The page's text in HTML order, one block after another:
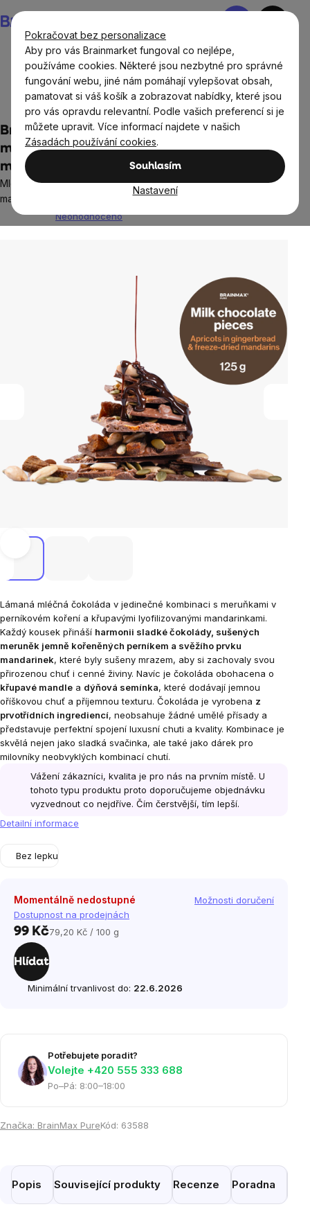
Pokračovat bez personalizace
Aby pro vás Brainmarket fungoval co nejlépe,
používáme cookies. Některé jsou nezbytné pro správné
fungování webu, jiné nám pomáhají vylepšovat obsah,
pamatovat si váš košík a zobrazovat nabídky, které jsou
pro vás opravdu relevantní. Podle vašich preferencí si je
můžete upravit. Více informací najdete v našich
Zásadách používání cookies.
Souhlasím
Nastavení
na
obsah
Nákupní
BrainMax® Potraviny
Sladké snacky a slané krekry
Čokoláda a sladkosti
BrainMax Pure® Lámaná čokoláda mléčná,
meruňky v perníku a lyofilizované
mandarinky, 125 g
Mléčná čokoláda obohacena o meruňky a mrazem sušené
mandarinky
Neohodnoceno
Lámaná mléčná čokoláda v jedinečné kombinaci s meruňkami v
perníkovém koření a křupavými lyofilizovanými mandarinkami.
Každý kousek přináší harmonii sladké čokolády, sušených
meruněk jemně kořeněných perníkem a svěžího prvku
mandarinek, které byly sušeny mrazem, aby si zachovaly svou
přirozenou chuť i cenné živiny. Navíc je čokoláda obohacena o
křupavé mandle a dýňová semínka, které dodávají jemnou
oříškovou chuť a příjemnou texturu. Čokoláda je vyrobena z
prvotřídních ingrediencí, neobsahuje žádné umělé přísady a
představuje perfektní spojení luxusní chuti a kvality. Kombinace je
skvělá nejen jako sladká svačinka, ale také jako dárek pro
milovníky neobvyklých kombinací chutí.
Vážení zákazníci, kvalita je pro nás na prvním místě. U
tohoto typu produktu proto doporučujeme objednávku
vyzvednout co nejdříve. Čím čerstvější, tím lepší.
Detailní informace
Bez lepku
Momentálně nedostupné
Dostupnost na prodejnách
Možnosti doručení
99 KčMěrná
79,20 Kč / 100 g
Hlídat
Minimální trvanlivost do: 22.6.2026
Potřebujete poradit?
Volejte ‭+420 555 333 688
Po–Pá: 8:00–18:00
Značka: BrainMax PureKód: 63588
Popis Související produkty Recenze Poradna